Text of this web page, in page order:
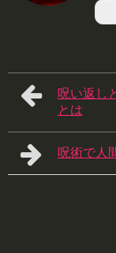
呪い返し
とは
呪術で人